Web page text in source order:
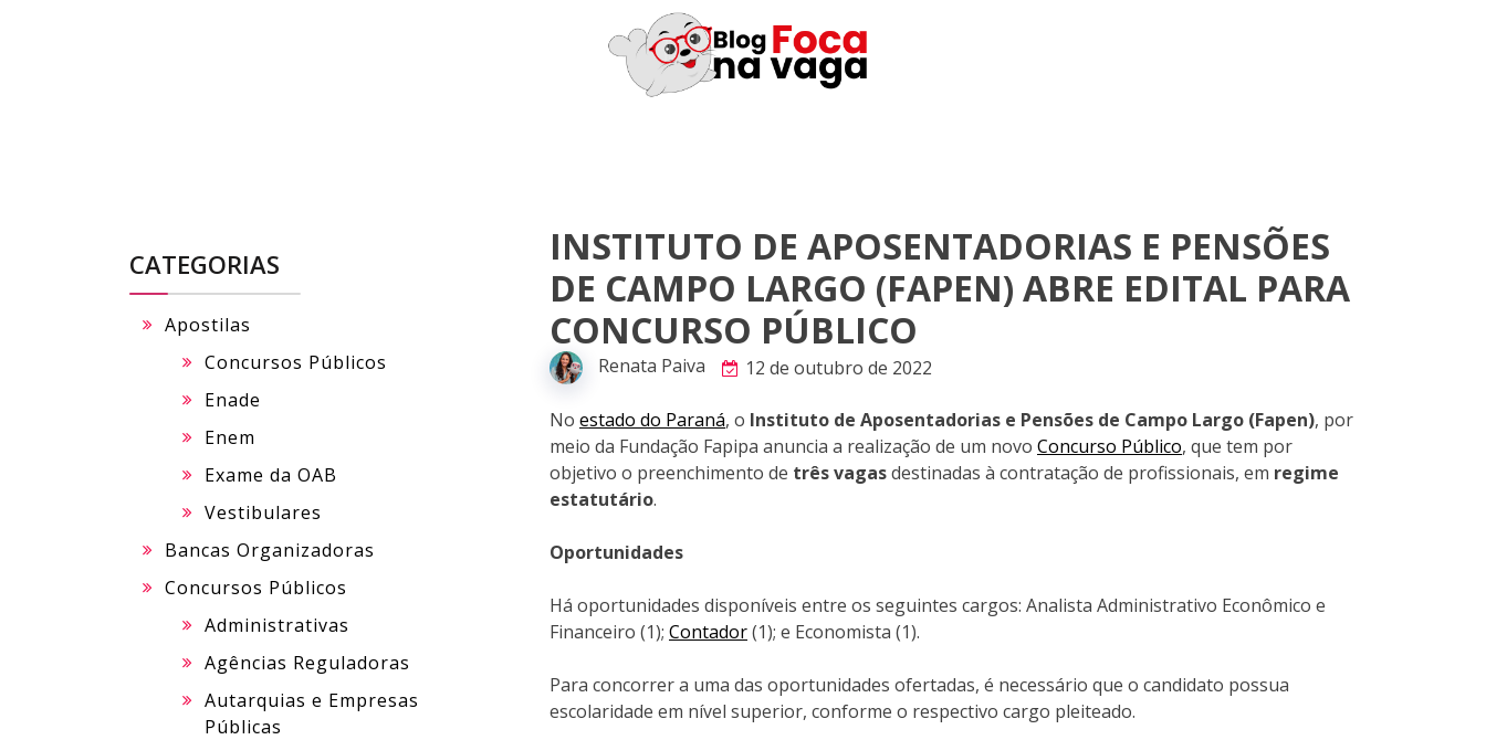
INSTITUTO DE APOSENTADORIAS E PENSÕES
DE CAMPO LARGO (FAPEN) ABRE EDITAL PARA
CONCURSO PÚBLICO
Renata Paiva 12 de outubro de 2022
No estado do Paraná, o Instituto de Aposentadorias e Pensões de Campo Largo (Fapen), por
meio da Fundação Fapipa anuncia a realização de um novo Concurso Público, que tem por
objetivo o preenchimento de três vagasdestinadas à contratação de profissionais, em regime
estatutário.
Oportunidades
Há oportunidades disponíveis entre os seguintes cargos: Analista Administrativo Econômico e
Financeiro (1); Contador(1); e Economista (1).
Para concorrer a uma das oportunidades ofertadas, é necessário que o candidato possua
escolaridade em nível superior, conforme o respectivo cargo pleiteado.
CATEGORIAS
Apostilas
Concursos Públicos
Enade
Enem
Exame da OAB
Vestibulares
Bancas Organizadoras
Concursos Públicos
Administrativas
Agências Reguladoras
Autarquias e Empresas
Públicas